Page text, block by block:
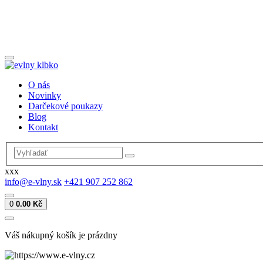
O nás
Novinky
Darčekové poukazy
Blog
Kontakt
xxx
info@e-vlny.sk +421 907 252 862
0 0.00 Kč
Váš nákupný košík je prázdny